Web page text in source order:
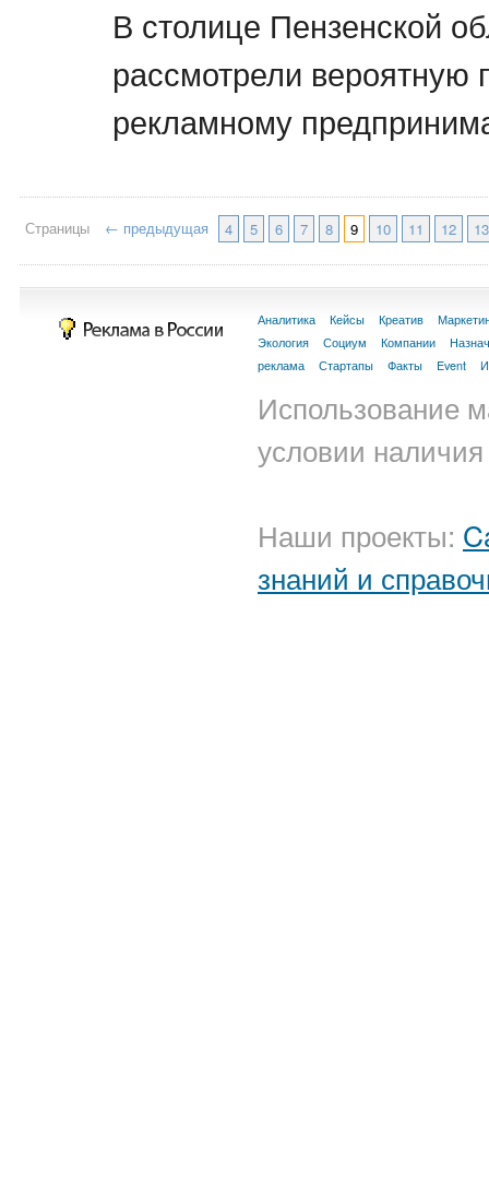
В столице Пензенской
рассмотрели
рекламному
Страницы ← предыдущая 4 5 6 7 8 9 10 11 12 13
Аналитика Кейсы Креатив
Экология
Социум Компании
реклама
Стартапы Факты Event
Использование
условии
Наши проекты:
знаний и